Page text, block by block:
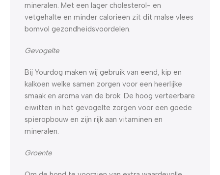
mineralen. Met een lager cholesterol- en
vetgehalte en minder calorieën zit dit malse vlees
bomvol gezondheidsvoordelen.
Gevogelte
Bij Yourdog maken wij gebruik van eend, kip en
kalkoen welke samen zorgen voor een heerlijke
smaak en aroma van de brok. De hoog verteerbare
eiwitten in het gevogelte zorgen voor een goede
spieropbouw en zijn rijk aan vitaminen en
mineralen.
Groente